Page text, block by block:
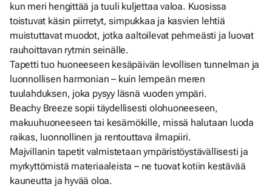
kun meri hengittää ja tuuli kuljettaa valoa. Kuosissa
toistuvat käsin piirretyt, simpukkaa ja kasvien lehtiä
muistuttavat muodot, jotka aaltoilevat pehmeästi ja luovat
rauhoittavan rytmin seinälle.
Tapetti tuo huoneeseen kesäpäivän levollisen tunnelman ja
luonnollisen harmonian – kuin lempeän meren
tuulahduksen, joka pysyy läsnä vuoden ympäri.
Beachy Breeze sopii täydellisesti olohuoneeseen,
makuuhuoneeseen tai kesämökille, missä halutaan luoda
raikas, luonnollinen ja rentouttava ilmapiiri.
Majvillanin tapetit valmistetaan ympäristöystävällisesti ja
myrkyttömistä materiaaleista – ne tuovat kotiin kestävää
kauneutta ja hyvää oloa.